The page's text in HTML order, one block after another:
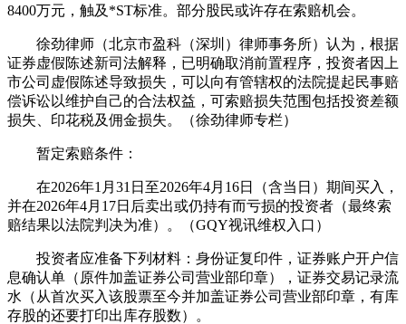
8400万元，触及*ST标准。部分股民或许存在索赔机会。
徐劲律师（北京市盈科（深圳）律师事务所）认为，根据
证券虚假陈述新司法解释，已明确取消前置程序，投资者因上
市公司虚假陈述导致损失，可以向有管辖权的法院提起民事赔
偿诉讼以维护自己的合法权益，可索赔损失范围包括投资差额
损失、印花税及佣金损失。（徐劲律师专栏）
暂定索赔条件：
在2026年1月31日至2026年4月16日（含当日）期间买入，
并在2026年4月17日后卖出或仍持有而亏损的投资者（最终索
赔结果以法院判决为准）。（GQY视讯维权入口）
投资者应准备下列材料：身份证复印件，证券账户开户信
息确认单（原件加盖证券公司营业部印章），证券交易记录流
水（从首次买入该股票至今并加盖证券公司营业部印章，有库
存股的还要打印出库存股数）。